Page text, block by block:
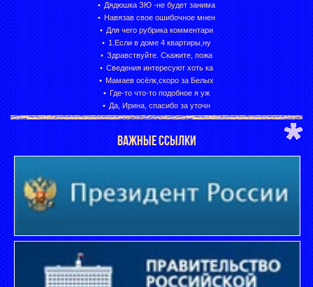
Дядюшка ЗЮ -не будет занима
Навязав свое ошибочное мнен
Для чего рубрика комментари
1.Если в доме 4 квартиры,ну
Здравствуйте. Скажите, пожа
Сведения интересуют хоть ка
Мамаев осёлк,скоро за Белых
Где-то что-то подобное я уж
Да, Ирина, спасибо за уточн
ВАЖНЫЕ ССЫЛКИ